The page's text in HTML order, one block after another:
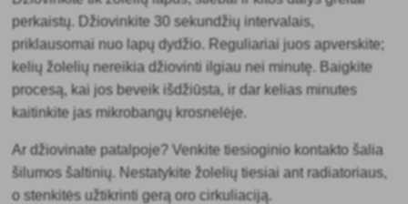
perkaistų. Džiovinkite 30 sekundžių intervalais,
priklausomai nuo lapų dydžio. Reguliariai juos apverskite;
kelių žolelių nereikia džiovinti ilgiau nei minutę. Baigkite
procesą, kai jos beveik išdžiūsta, ir dar kelias minutes
kaitinkite jas mikrobangų krosnelėje.
Ar džiovinate patalpoje? Venkite tiesioginio kontakto šalia
šilumos šaltinių. Nestatykite žolelių tiesiai ant radiatoriaus,
o stenkitės užtikrinti gerą oro cirkuliaciją.